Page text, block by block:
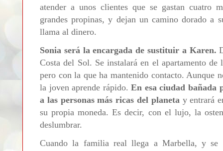
atender a unos clientes que se gastan cuatro
grandes propinas, y dejan un camino dorado a
llama al dinero.
Sonia será la encargada de sustituir a Karen.
Costa del Sol. Se instalará en el apartamento
pero con la que ha mantenido contacto. Aunque
la joven aprende rápido.En esa ciudad bañada
a las personas más ricas del planeta y entrará
su propia moneda. Es decir, con el lujo, la
deslumbrar.
Cuando la familia real llega a Marbella, y